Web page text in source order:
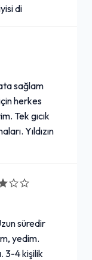
di
sağlam
herkes
Tek gıcık
Yıldızın
süredir
yedim.
3-4 kişilik